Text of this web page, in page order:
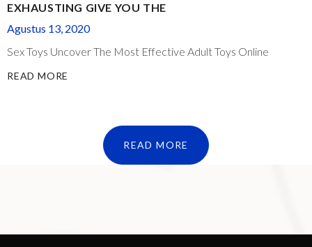
EXHAUSTING GIVE YOU THE
Agustus 13, 2020
Sex Toys Uncover The Most Effective Adult Toys Online
READ MORE
READ MORE